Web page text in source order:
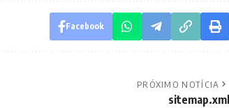
Facebook
PRÓXIMO NOTÍCIA
sitemap.xml